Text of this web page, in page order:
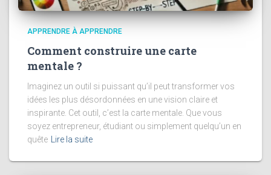
APPRENDRE À APPRENDRE
Comment construire une carte
mentale ?
Imaginez un outil si puissant qu’il peut transformer vos
idées les plus désordonnées en une vision claire et
inspirante. Cet outil, c’est la carte mentale. Que vous
soyez entrepreneur, étudiant ou simplement quelqu’un en
quête Lire la suite